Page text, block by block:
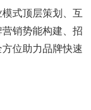
式顶层策划、互
销势能构建、招
位助力品牌快速